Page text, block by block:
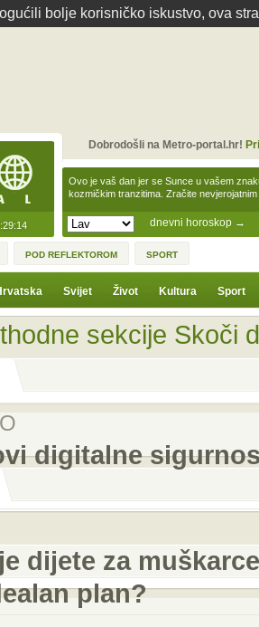
bolje korisničko iskustvo, ova
dnevni horoskop →
Ovo je vaš dan jer se Sunce u vašem
kozmičkim tranzitima. Zračite
Dobrodošli na Metro-portal.hr!
POD REFLEKTOROM SPORT
Svijet Život Kultura Sport
sekcije Skoči
digitalne
dijete za
plan?